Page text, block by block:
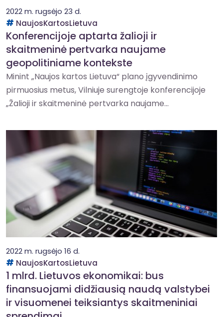
2022 m. rugsėjo 23 d.
NaujosKartosLietuva
Konferencijoje aptarta žalioji ir
skaitmeninė pertvarka naujame
geopolitiniame kontekste
Minint „Naujos kartos Lietuva“ plano įgyvendinimo
pirmuosius metus, Vilniuje surengtoje konferencijoje
„Žalioji ir skaitmeninė pertvarka naujame...
2022 m. rugsėjo 16 d.
NaujosKartosLietuva
1 mlrd. Lietuvos ekonomikai: bus
finansuojami didžiausią naudą valstybei
ir visuomenei teiksiantys skaitmeniniai